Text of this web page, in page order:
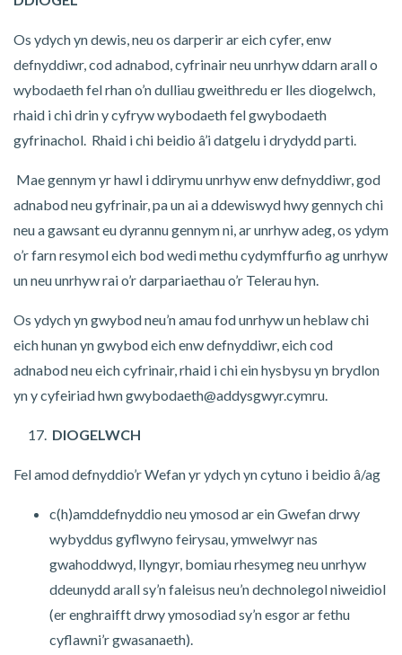
Os ydych yn dewis, neu os darperir ar eich cyfer, enw
defnyddiwr, cod adnabod, cyfrinair neu unrhyw ddarn arall o
wybodaeth fel rhan o’n dulliau gweithredu er lles diogelwch,
rhaid i chi drin y cyfryw wybodaeth fel gwybodaeth
gyfrinachol. Rhaid i chi beidio â’i datgelu i drydydd parti.
Mae gennym yr hawl i ddirymu unrhyw enw defnyddiwr, god
adnabod neu gyfrinair, pa un ai a ddewiswyd hwy gennych chi
neu a gawsant eu dyrannu gennym ni, ar unrhyw adeg, os ydym
o’r farn resymol eich bod wedi methu cydymffurfio ag unrhyw
un neu unrhyw rai o’r darpariaethau o’r Telerau hyn.
Os ydych yn gwybod neu’n amau fod unrhyw un heblaw chi
eich hunan yn gwybod eich enw defnyddiwr, eich cod
adnabod neu eich cyfrinair, rhaid i chi ein hysbysu yn brydlon
yn y cyfeiriad hwn gwybodaeth@addysgwyr.cymru.
DIOGELWCH
Fel amod defnyddio’r Wefan yr ydych yn cytuno i beidio â/ag
c(h)amddefnyddio neu ymosod ar ein Gwefan drwy
wybyddus gyflwyno feirysau, ymwelwyr nas
gwahoddwyd, llyngyr, bomiau rhesymeg neu unrhyw
ddeunydd arall sy’n faleisus neu’n dechnolegol niweidiol
(er enghraifft drwy ymosodiad sy’n esgor ar fethu
cyflawni’r gwasanaeth).